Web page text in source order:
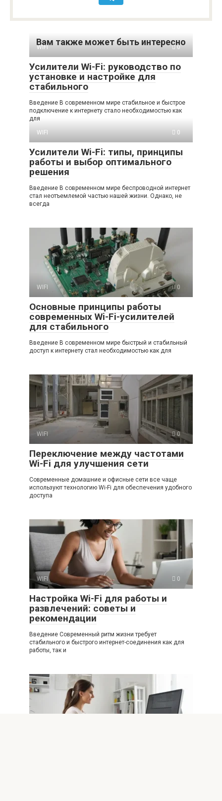
Вам также может быть интересно
WIFI 0
Усилители Wi-Fi: руководство по
установке и настройке для
стабильного
Введение В современном мире стабильное и быстрое
подключение к интернету стало необходимостью как
для
WIFI
0
Усилители Wi-Fi: типы, принципы
работы и выбор оптимального
решения
Введение В современном мире беспроводной интернет
стал неотъемлемой частью нашей жизни. Однако, не
всегда
WIFI 0
Основные принципы работы
современных Wi-Fi-усилителей
для стабильного
Введение В современном мире быстрый и стабильный
доступ к интернету стал необходимостью как для
WIFI 0
Переключение между частотами
Wi-Fi для улучшения сети
Современные домашние и офисные сети все чаще
используют технологию Wi-Fi для обеспечения удобного
доступа
WIFI 0
Настройка Wi-Fi для работы и
развлечений: советы и
рекомендации
Введение Современный ритм жизни требует
стабильного и быстрого интернет-соединения как для
работы, так и